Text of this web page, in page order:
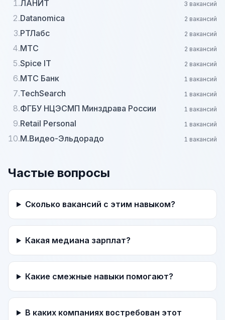
1.ЛАНИТ 3 вакансий
2.Datanomica 2 вакансий
3.РТЛабс 2 вакансий
4.МТС 2 вакансий
5.Spice IT 2 вакансий
6.МТС Банк 1 вакансий
7.TechSearch 1 вакансий
8.ФГБУ НЦЭСМП Минздрава России 1 вакансий
9.Retail Personal 1 вакансий
10.М.Видео-Эльдорадо 1 вакансий
Частые вопросы
Сколько вакансий с этим навыком?
Какая медиана зарплат?
Какие смежные навыки помогают?
В каких компаниях востребован этот